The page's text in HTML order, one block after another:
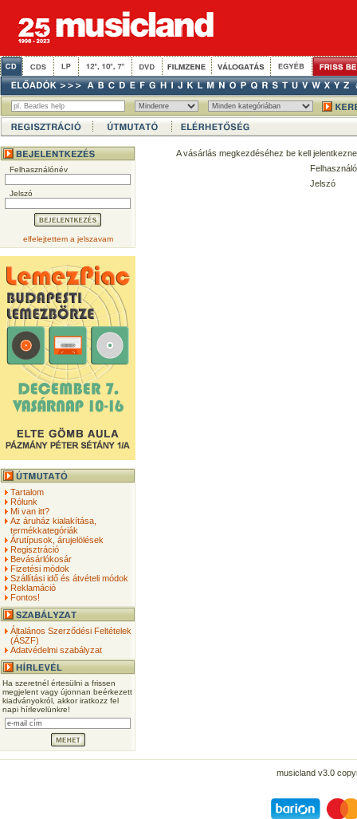
Felhasználónév
Jelszó
elfelejtettem a jelszavam
Tartalom
Rólunk
Mi van itt?
Az áruház kialakítása,
termékkategóriák
Árutípusok, árujelölések
Regisztráció
Bevásárlókosár
Fizetési módok
Szállítási idő és átvételi módok
Reklamáció
Fontos!
Általános Szerződési Feltételek
(ÁSZF)
Adatvédelmi szabályzat
Ha szeretnél értesülni a frissen
megjelent vagy újonnan beérkezett
kiadványokról, akkor iratkozz fel
napi hírlevelünkre!
A vásárlás megkezdéséhez be kell
Jelszó
musicland v3.0